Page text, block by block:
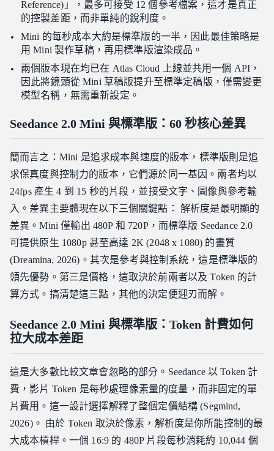
Reference)」，最多可接受 12 個參考檔案，這才是真正
的控製差距，而非單純的銳利度。
Mini 的每秒成本大約是標準版的一半，因此最佳策略是
用 Mini 製作草稿，再用標準版渲染成品。
兩個版本現在均已在 Atlas Cloud 上線並共用一個 API，
因此將鏡頭從 Mini 草稿版提升至標準定稿版，僅需變更
模型名稱，無需重新設定。
Seedance 2.0 Mini 與標準版：60 秒核心差異
簡而言之：Mini 是追求成本與速度的版本，標準版則是追
求保真度與控制力的版本，它們源於同一基因。兩者均以
24fps 產生 4 到 15 秒的片段，並接受文字、圖像與參考輸
入。差異主要體現在以下三個關鍵點： 解析度是最明顯的
差異。Mini 僅輸出 480P 和 720P，而標準版 Seedance 2.0
可提供原生 1080p 甚至高達 2K (2048 x 1080) 的畫質
(Dreamina, 2026)。其次是參考與控制系統，這是標準版的
領先優勢。第三是價格，這取決於前兩者以及 Token 的計
算方式。搞清楚這三點，其他的決定便迎刃而解。
Seedance 2.0 Mini 與標準版：Token 計費如何
拉大成本差距
這是大多數比較文章會忽略的部分。Seedance 以 Token 計
費，影片 Token 是每秒處理像素量的度量，而非固定的單
片費用。這一設計選擇解釋了整個定價結構 (Segmind,
2026)。 由於 Token 取決於像素，解析度是你所能控制的最
大成本槓桿。一個 16:9 的 480P 片段每秒消耗約 10,044 個